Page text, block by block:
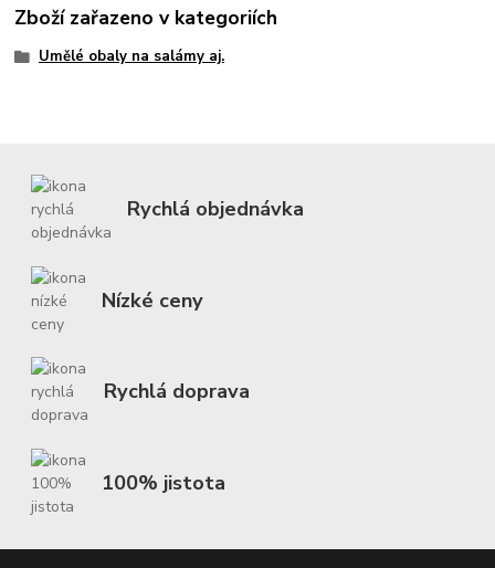
Zboží zařazeno v kategoriích
Umělé obaly na salámy aj.
Rychlá objednávka
Nízké ceny
Rychlá doprava
100% jistota